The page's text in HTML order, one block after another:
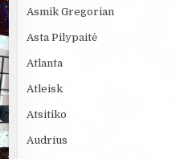
Asmik Gregorian
Asta Pilypaitė
Atlanta
Atleisk
Atsitiko
Audrius